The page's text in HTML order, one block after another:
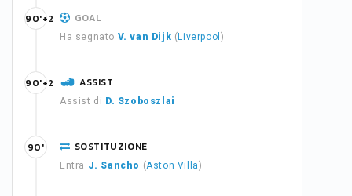
GOAL
Ha segnato V. van Dijk ( Liverpool )
90'+2
ASSIST
Assist di D. Szoboszlai
90'+2
SOSTITUZIONE
Entra J. Sancho (Aston Villa)
90'